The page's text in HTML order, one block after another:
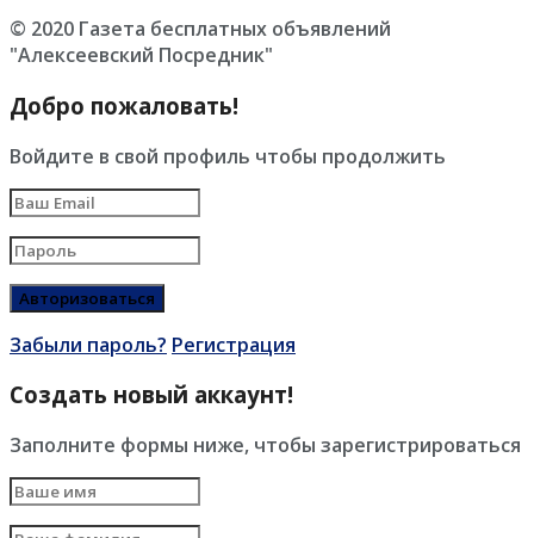
© 2020 Газета бесплатных объявлений
"Алексеевский Посредник"
Добро пожаловать!
Войдите в свой профиль чтобы продолжить
Забыли пароль? Регистрация
Создать новый аккаунт!
Заполните формы ниже, чтобы зарегистрироваться